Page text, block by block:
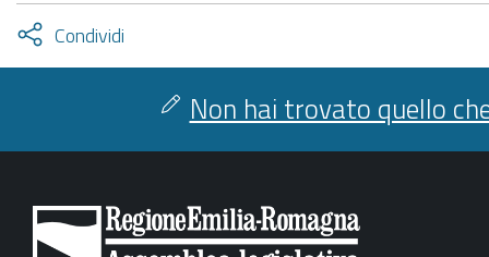
Condividi
facebook
twitter
Attiva
condividi
Non hai trovato quello